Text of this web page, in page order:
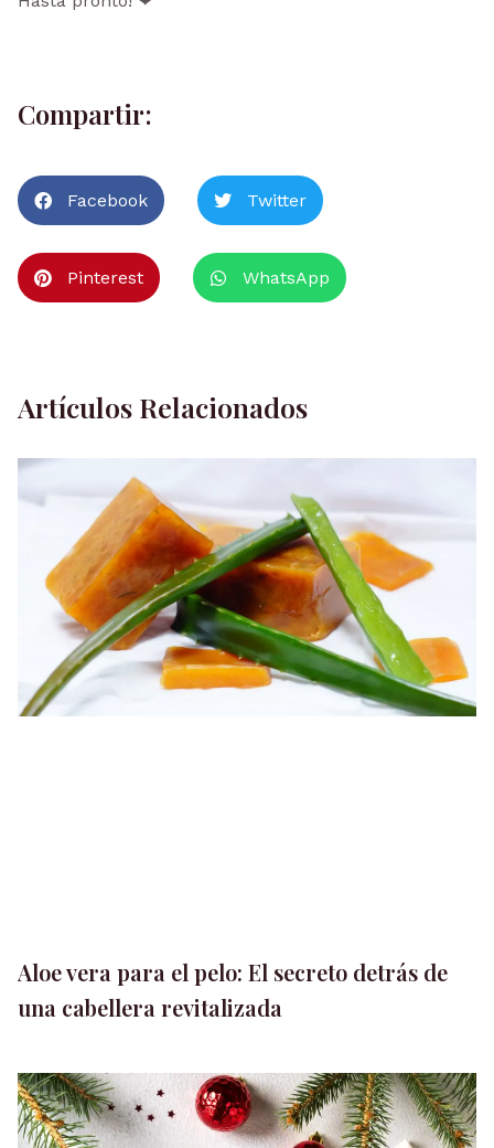
Compartir:
Facebook Twitter
Pinterest WhatsApp
Artículos Relacionados
Aloe vera para el pelo: El secreto detrás de
una cabellera revitalizada